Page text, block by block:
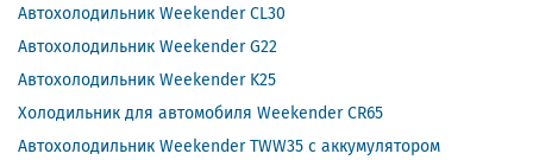
Автохолодильник Weekender CL30
Автохолодильник Weekender G22
Автохолодильник Weekender K25
Холодильник для автомобиля Weekender CR65
Автохолодильник Weekender TWW35 с аккумулятором